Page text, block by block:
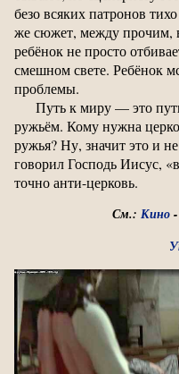
безо всяких патронов
же сюжет, между прочим,
ребёнок не просто
смешном свете. Ребёнок
проблемы.
Путь к миру — это
ружьём. Кому нужна
ружья? Ну, значит это и
говорил Господь Иисус,
точно анти-церковь.
См.: Кино-